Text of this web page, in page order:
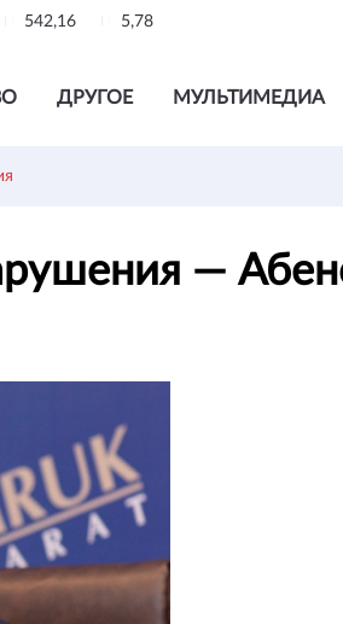
542,16 5,78
ДРУГОЕ МУЛЬТИМЕДИА
—